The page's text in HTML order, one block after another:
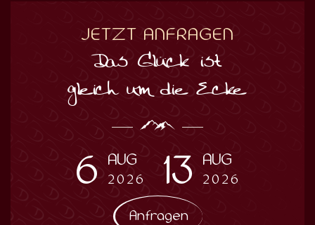
JETZT ANFRAGEN
Das Glück ist
gleich um die Ecke
6 AUG
2026 13 AUG
2026
Anfragen